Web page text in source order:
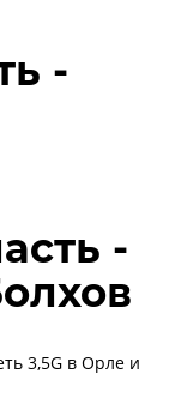
-
-
3,5G в Орле и